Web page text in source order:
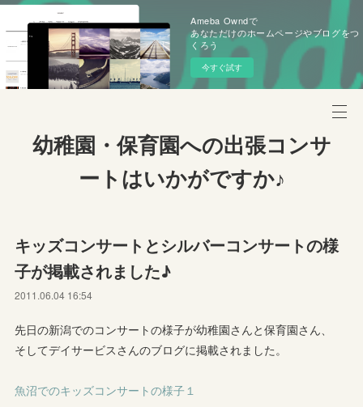
Ameba Owndで
あなただけのホームページやブログをつ
くろう
今すぐ試す
幼稚園・保育園への出張コンサ
ートはいかがですか♪
キッズコンサートとシルバーコンサートの様
子が掲載されました♪
2011.06.04 16:54
先日の新潟でのコンサートの様子が幼稚園さんと保育園さん、
そしてデイサービスさんのブログに掲載されました。
魚沼でのキッズコンサートの様子１